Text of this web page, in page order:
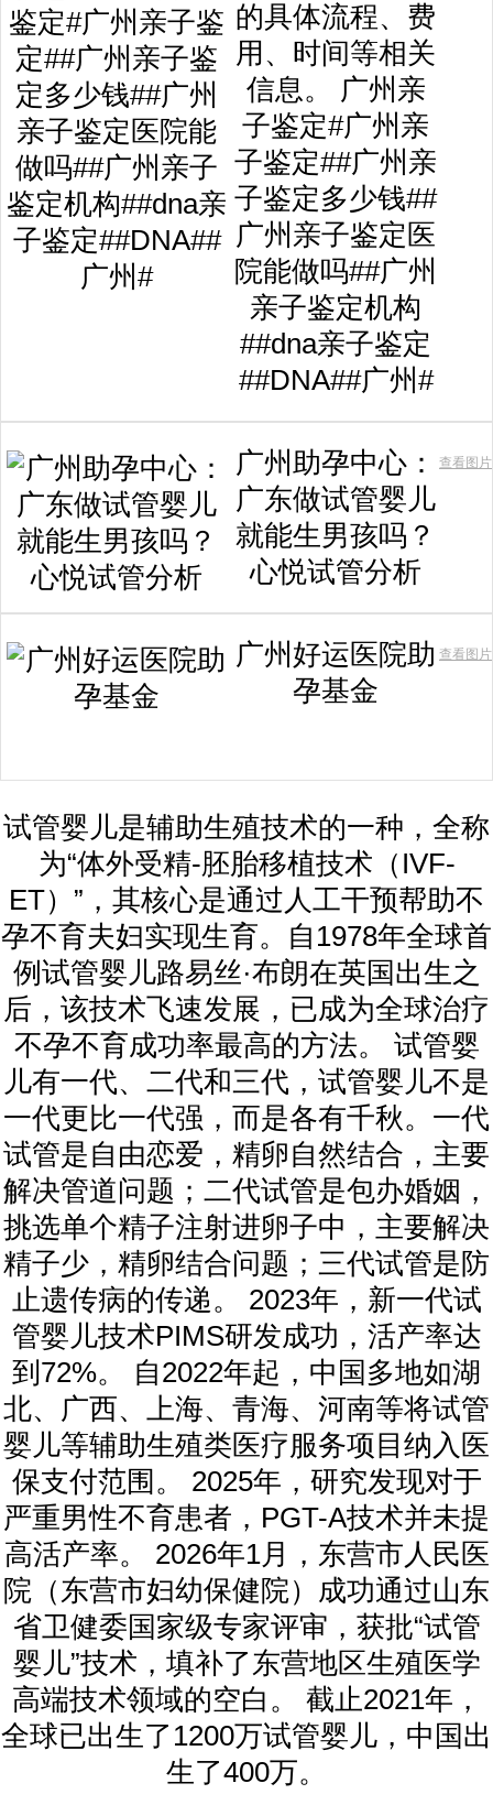
的具体流程、费
用、时间等相关
信息。 广州亲
子鉴定#广州亲
子鉴定##广州亲
子鉴定多少钱##
广州亲子鉴定医
院能做吗##广州
亲子鉴定机构
##dna亲子鉴定
##DNA##广州#
广州助孕中心：
广东做试管婴儿
就能生男孩吗？
心悦试管分析
查看图片
广州好运医院助
孕基金
查看图片
试管婴儿是辅助生殖技术的一种，全称
为“体外受精-胚胎移植技术（IVF-
ET）”，其核心是通过人工干预帮助不
孕不育夫妇实现生育。自1978年全球首
例试管婴儿路易丝·布朗在英国出生之
后，该技术飞速发展，已成为全球治疗
不孕不育成功率最高的方法。 试管婴
儿有一代、二代和三代，试管婴儿不是
一代更比一代强，而是各有千秋。一代
试管是自由恋爱，精卵自然结合，主要
解决管道问题；二代试管是包办婚姻，
挑选单个精子注射进卵子中，主要解决
精子少，精卵结合问题；三代试管是防
止遗传病的传递。 2023年，新一代试
管婴儿技术PIMS研发成功，活产率达
到72%。 自2022年起，中国多地如湖
北、广西、上海、青海、河南等将试管
婴儿等辅助生殖类医疗服务项目纳入医
保支付范围。 2025年，研究发现对于
严重男性不育患者，PGT-A技术并未提
高活产率。 2026年1月，东营市人民医
院（东营市妇幼保健院）成功通过山东
省卫健委国家级专家评审，获批“试管
婴儿”技术，填补了东营地区生殖医学
高端技术领域的空白。 截止2021年，
全球已出生了1200万试管婴儿，中国出
生了400万。